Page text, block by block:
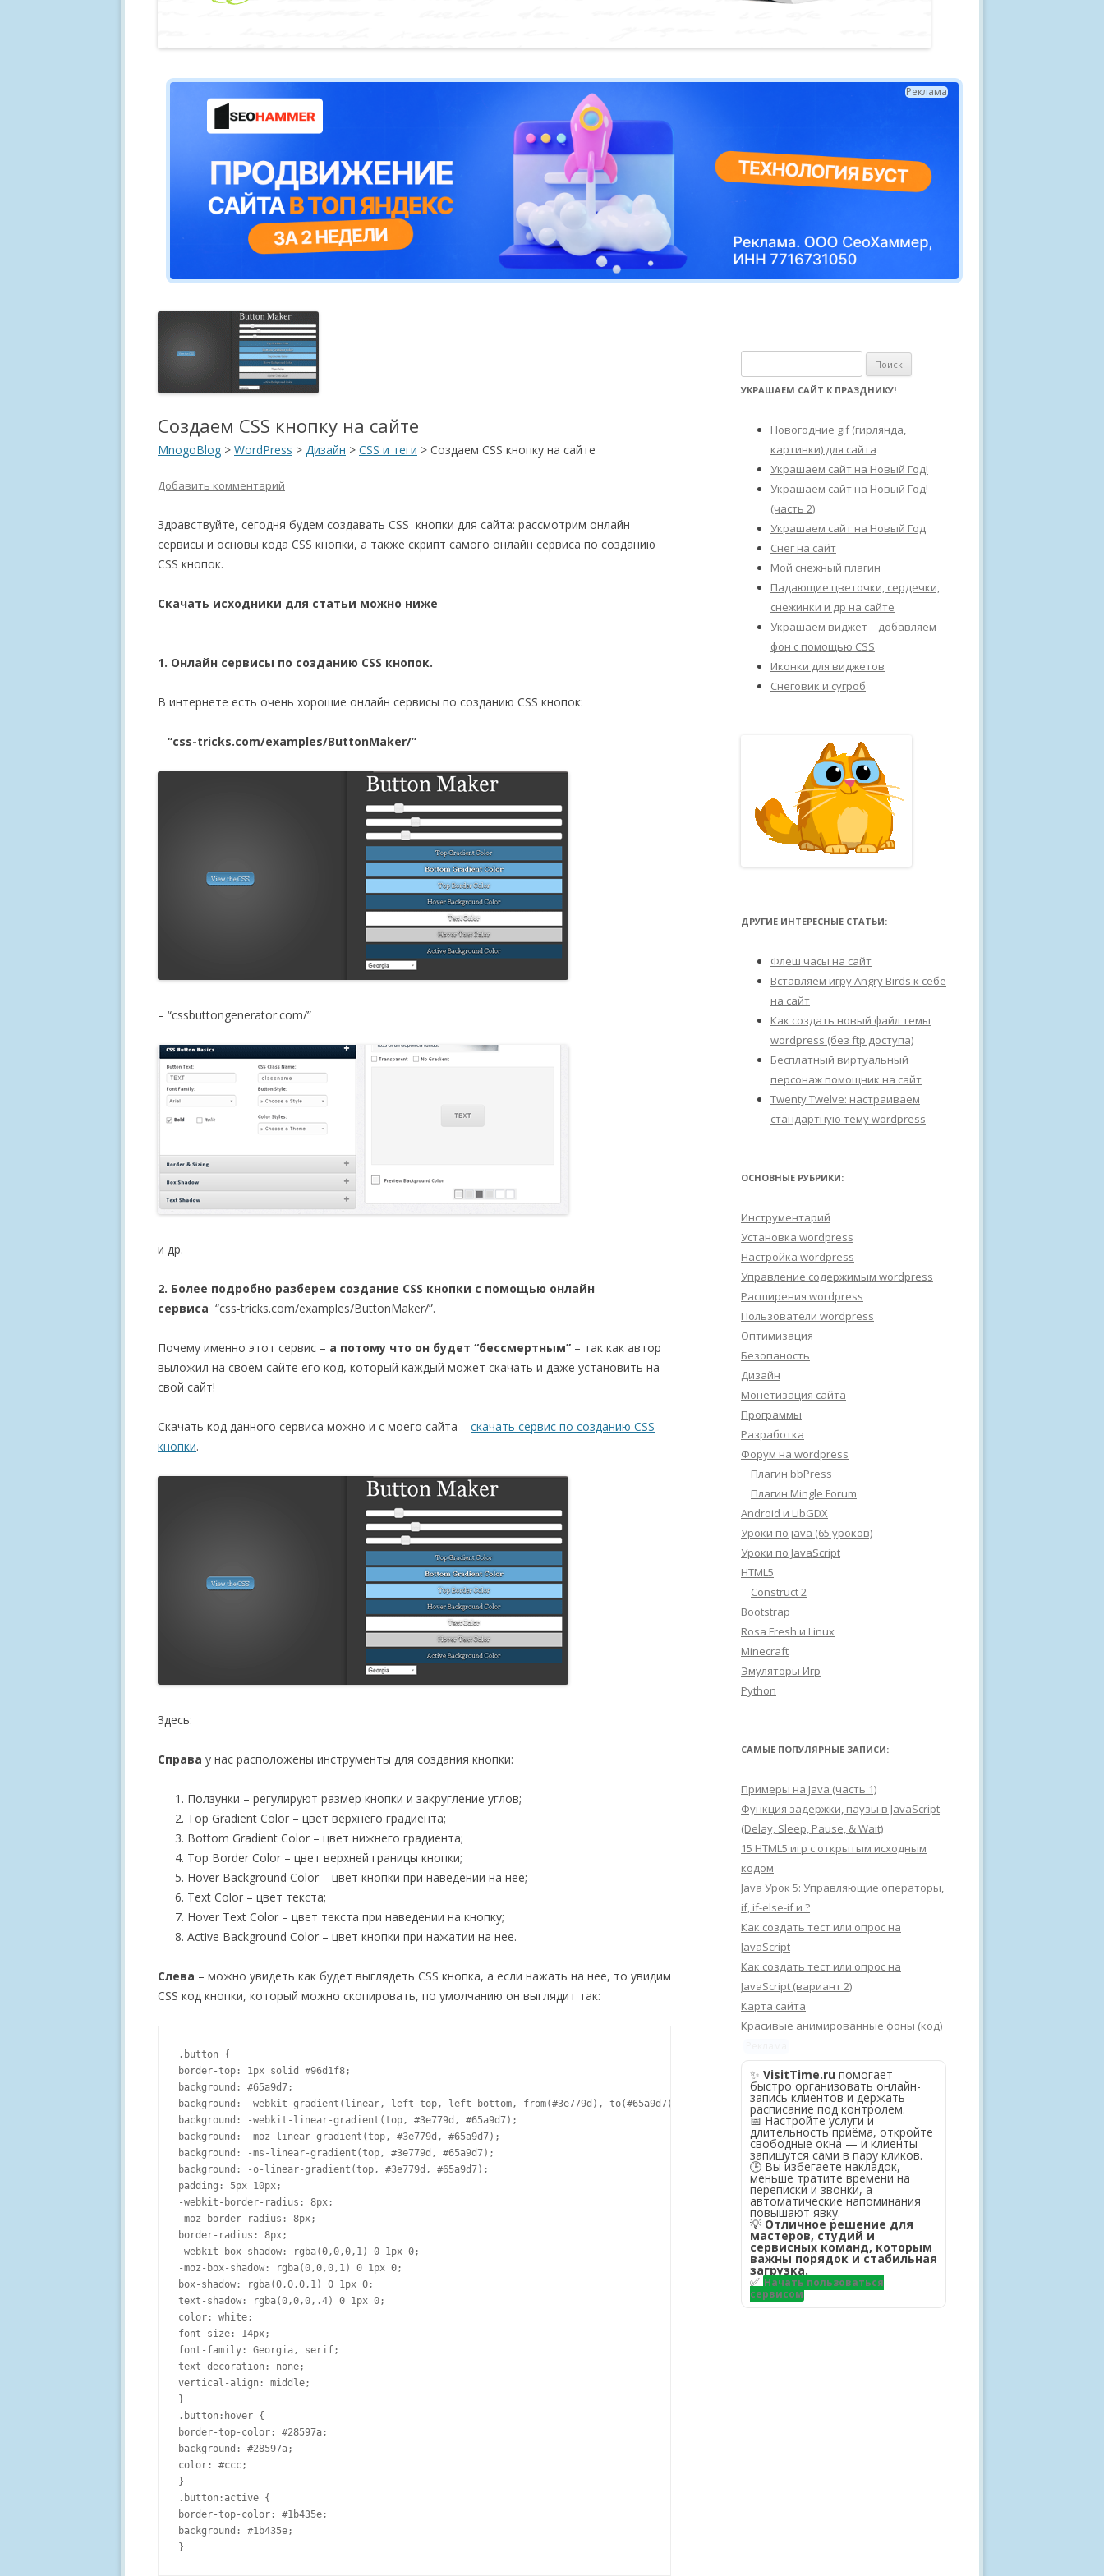
Реклама
Создаем CSS кнопку на сайте
MnogoBlog > WordPress > Дизайн > CSS и теги > Создаем CSS кнопку на сайте
Добавить комментарий
Здравствуйте, сегодня будем создавать CSS кнопки для сайта: рассмотрим онлайн
сервисы и основы кода CSS кнопки, а также скрипт самого онлайн сервиса по созданию
CSS кнопок.
Скачать исходники для статьи можно ниже
1. Онлайн сервисы по созданию CSS кнопок.
В интернете есть очень хорошие онлайн сервисы по созданию CSS кнопок:
– “css-tricks.com/examples/ButtonMaker/”
– “cssbuttongenerator.com/”
и др.
2. Более подробно разберем создание CSS кнопки с помощью онлайн
сервиса “css-tricks.com/examples/ButtonMaker/”.
Почему именно этот сервис – а потому что он будет “бессмертным” – так как автор
выложил на своем сайте его код, который каждый может скачать и даже установить на
свой сайт!
Скачать код данного сервиса можно и с моего сайта – скачать сервис по созданию CSS
кнопки.
Здесь:
Справа у нас расположены инструменты для создания кнопки:
Ползунки – регулируют размер кнопки и закругление углов;
Top Gradient Color – цвет верхнего градиента;
Bottom Gradient Color – цвет нижнего градиента;
Top Border Color – цвет верхней границы кнопки;
Hover Background Color – цвет кнопки при наведении на нее;
Text Color – цвет текста;
Hover Text Color – цвет текста при наведении на кнопку;
Active Background Color – цвет кнопки при нажатии на нее.
Слева – можно увидеть как будет выглядеть CSS кнопка, а если нажать на нее, то увидим
CSS код кнопки, который можно скопировать, по умолчанию он выглядит так:
.button {
border-top: 1px solid #96d1f8;
background: #65a9d7;
background: -webkit-gradient(linear, left top, left bottom, from(#3e779d), to(#65a9d7));
background: -webkit-linear-gradient(top, #3e779d, #65a9d7);
background: -moz-linear-gradient(top, #3e779d, #65a9d7);
background: -ms-linear-gradient(top, #3e779d, #65a9d7);
background: -o-linear-gradient(top, #3e779d, #65a9d7);
padding: 5px 10px;
-webkit-border-radius: 8px;
-moz-border-radius: 8px;
border-radius: 8px;
-webkit-box-shadow: rgba(0,0,0,1) 0 1px 0;
-moz-box-shadow: rgba(0,0,0,1) 0 1px 0;
box-shadow: rgba(0,0,0,1) 0 1px 0;
text-shadow: rgba(0,0,0,.4) 0 1px 0;
color: white;
font-size: 14px;
font-family: Georgia, serif;
text-decoration: none;
vertical-align: middle;
}
.button:hover {
border-top-color: #28597a;
background: #28597a;
color: #ccc;
}
.button:active {
border-top-color: #1b435e;
background: #1b435e;
а
УКРАШАЕМ САЙТ К ПРАЗДНИКУ!
Новогодние gif (гирлянда,
картинки) для сайта
Украшаем сайт на Новый Год!
Украшаем сайт на Новый Год!
(часть 2)
Украшаем сайт на Новый Год
Снег на сайт
Мой снежный плагин
Падающие цветочки, сердечки,
снежинки и др на сайте
Украшаем виджет – добавляем
фон с помощью CSS
Иконки для виджетов
Снеговик и сугроб
ДРУГИЕ ИНТЕРЕСНЫЕ СТАТЬИ:
Флеш часы на сайт
Вставляем игру Angry Birds к себе
на сайт
Как создать новый файл темы
wordpress (без ftp доступа)
Бесплатный виртуальный
персонаж помощник на сайт
Twenty Twelve: настраиваем
стандартную тему wordpress
ОСНОВНЫЕ РУБРИКИ:
Инструментарий
Установка wordpress
Настройка wordpress
Управление содержимым wordpress
Расширения wordpress
Пользователи wordpress
Оптимизация
Безопаность
Дизайн
Монетизация сайта
Программы
Разработка
Форум на wordpress
Плагин bbPress
Плагин Mingle Forum
Android и LibGDX
Уроки по java (65 уроков)
Уроки по JavaScript
HTML5
Construct 2
Bootstrap
Rosa Fresh и Linux
Minecraft
Эмуляторы Игр
Python
САМЫЕ ПОПУЛЯРНЫЕ ЗАПИСИ:
Примеры на Java (часть 1)
Функция задержки, паузы в JavaScript
(Delay, Sleep, Pause, & Wait)
15 HTML5 игр с открытым исходным
кодом
Java Урок 5: Управляющие операторы,
if, if-else-if и ?
Как создать тест или опрос на
JavaScript
Как создать тест или опрос на
JavaScript (вариант 2)
Карта сайта
Красивые анимированные фоны (код)
✨ VisitTime.ru помогает
быстро организовать онлайн-
запись клиентов и держать
расписание под контролем.
📅 Настройте услуги и
длительность приёма, откройте
свободные окна — и клиенты
запишутся сами в пару кликов.
🕒 Вы избегаете накладок,
меньше тратите времени на
переписки и звонки, а
автоматические напоминания
повышают явку.
💡 Отличное решение для
мастеров, студий и
сервисных команд, которым
важны порядок и стабильная
загрузка.
✅ Начать пользоваться
сервисом